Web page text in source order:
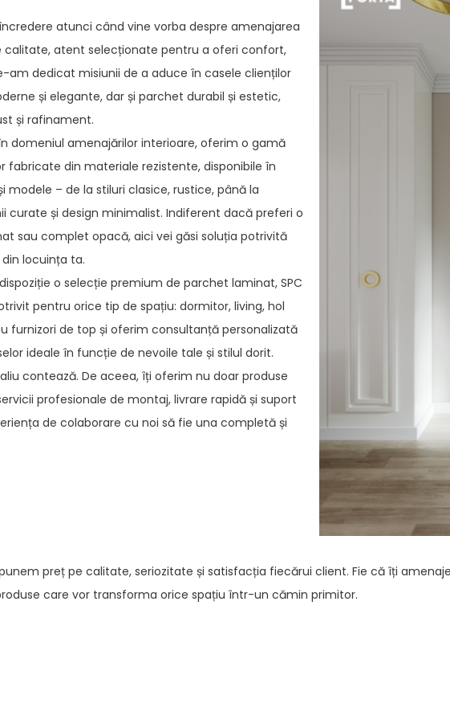
atunci când vine vorba despre amenajarea
calitate, atent selecționate pentru a oferi confort,
am dedicat misiunii de a aduce în casele clienților
și elegante, dar și parchet durabil și estetic,
și rafinament.
domeniul amenajărilor interioare, oferim o gamă
fabricate din materiale rezistente, disponibile în
modele – de la stiluri clasice, rustice, până la
curate și design minimalist. Indiferent dacă preferi o
sau complet opacă, aici vei găsi soluția potrivită
locuința ta.
o selecție premium de parchet laminat, SPC
pentru orice tip de spațiu: dormitor, living, hol
furnizori de top și oferim consultanță personalizată
ideale în funcție de nevoile tale și stilul dorit.
contează. De aceea, îți oferim nu doar produse
profesionale de montaj, livrare rapidă și suport
de colaborare cu noi să fie una completă și
preț pe calitate, seriozitate și satisfacția fiecărui client. Fie că îți
care vor transforma orice spațiu într-un cămin primitor.